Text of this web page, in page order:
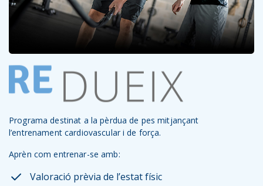
Programa destinat a la pèrdua de pes mitjançant
l’entrenament cardiovascular i de força.
Aprèn com entrenar-se amb:
Valoració prèvia de l’estat físic